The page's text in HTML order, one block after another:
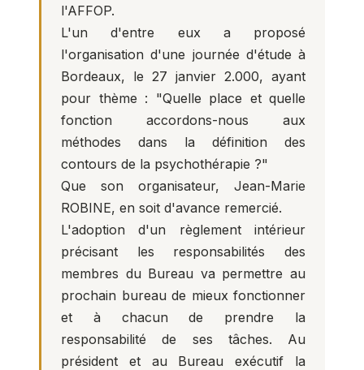
l'AFFOP.
L'un d'entre eux a proposé
l'organisation d'une journée d'étude à
Bordeaux, le 27 janvier 2.000, ayant
pour thème : "Quelle place et quelle
fonction accordons-nous aux
méthodes dans la définition des
contours de la psychothérapie ?"
Que son organisateur, Jean-Marie
ROBINE, en soit d'avance remercié.
L'adoption d'un règlement intérieur
précisant les responsabilités des
membres du Bureau va permettre au
prochain bureau de mieux fonctionner
et à chacun de prendre la
responsabilité de ses tâches. Au
président et au Bureau exécutif la